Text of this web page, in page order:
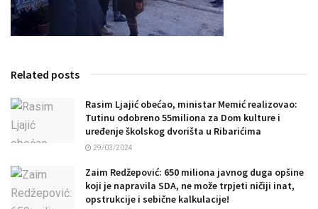
Related posts
Rasim Ljajić obećao, ministar Memić realizovao:
Tutinu odobreno 55miliona za Dom kulture i
uređenje školskog dvorišta u Ribarićima
29/03/2024
Zaim Redžepović: 650 miliona javnog duga opšine
koji je napravila SDA, ne može trpjeti ničiji inat,
opstrukcije i sebične kalkulacije!